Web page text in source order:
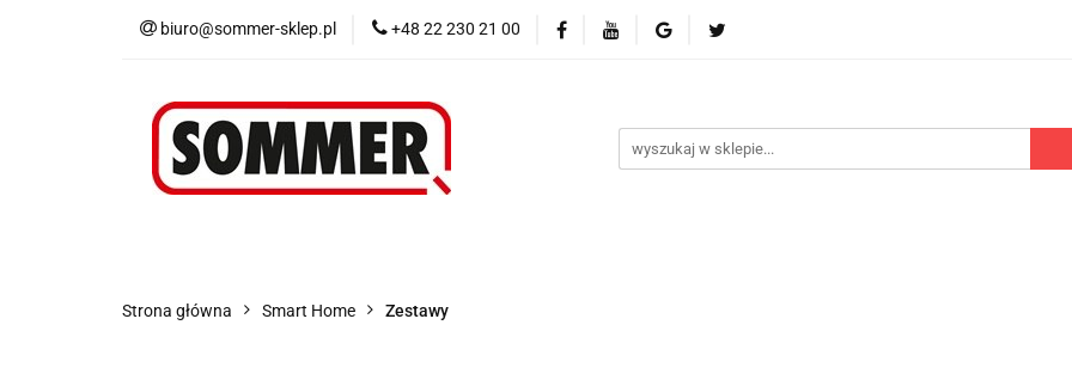
biuro@sommer-sklep.pl +48 22 230 21 00
Menu Piloty i odbiorniki Akcesoria
Blog Promocje Polecamy Nowości
Strona główna Smart Home Zestawy